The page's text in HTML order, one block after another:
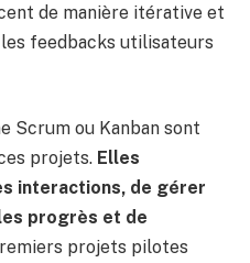
de manière itérative et
feedbacks utilisateurs
Scrum ou Kanban sont
projets. Elles
interactions, de gérer
progrès et de
projets pilotes